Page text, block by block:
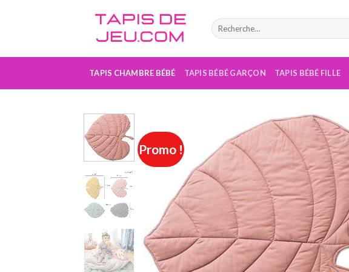
TAPIS CHAMBRE BÉBÉ TAPIS BÉBÉ GARÇON TAPIS BÉBÉ FILLE
Promo !